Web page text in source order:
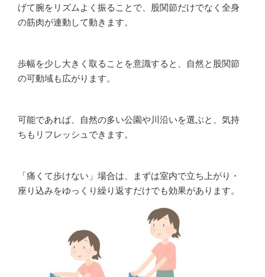
げて腕をリズムよく振ることで、股関節だけでなく全身
の筋肉が連動して動きます。
歩幅を少し大きく取ることを意識すると、自然と股関節
の可動域も広がります。
可能であれば、自然の多い公園や川沿いを選ぶと、気持
ちもリフレッシュできます。
「痛くて歩けない」場合は、まずは室内で立ち上がり・
座り込みをゆっくり繰り返すだけでも効果があります。